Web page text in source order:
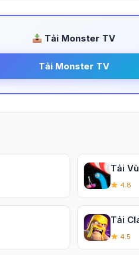
Tải Monster TV
Tải Monster TV
Tải
4.8
Tải
4.5